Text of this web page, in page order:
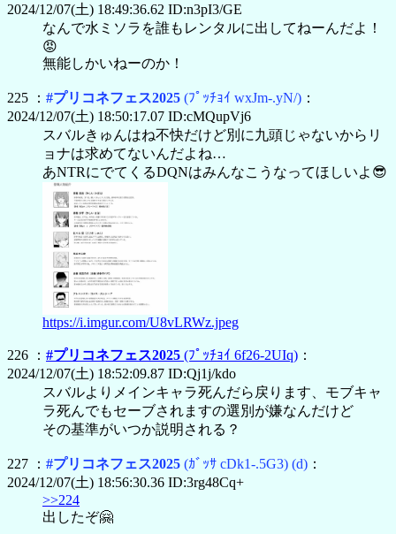
2024/12/07(土) 18:49:36.62 ID:n3pI3/GE
なんで水ミソラを誰もレンタルに出してねーんだよ！
😡
無能しかいねーのか！
225 ： #プリコネフェス2025 (ﾌﾟｯﾁｮｲ wxJm-.yN/) ：
2024/12/07(土) 18:50:17.07 ID:cMQupVj6
スバルきゅんはね不快だけど別に九頭じゃないからリ
ョナは求めてないんだよね…
あNTRにでてくるDQNはみんなこうなってほしいよ😎
https://i.imgur.com/U8vLRWz.jpeg
226 ： #プリコネフェス2025 (ﾌﾟｯﾁｮｲ 6f26-2UIq) ：
2024/12/07(土) 18:52:09.87 ID:Qj1j/kdo
スバルよりメインキャラ死んだら戻ります、モブキャ
ラ死んでもセーブされますの選別が嫌なんだけど
その基準がいつか説明される？
227 ： #プリコネフェス2025 (ｶﾞｯｻ cDk1-.5G3) (d) ：
2024/12/07(土) 18:56:30.36 ID:3rg48Cq+
>>224
出したぞ🤗